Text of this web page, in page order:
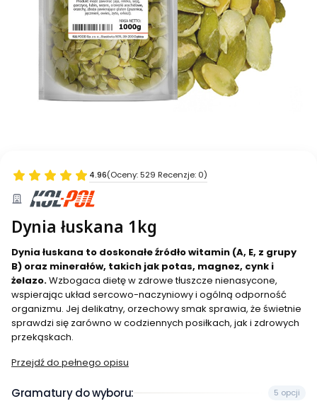
4.96(Oceny: 529 Recenzje: 0)
Dynia łuskana 1kg
Dynia łuskana to doskonałe źródło witamin (A, E, z grupy
B) oraz minerałów, takich jak potas, magnez, cynk i
żelazo.Wzbogaca dietę w zdrowe tłuszcze nienasycone,
wspierając układ sercowo-naczyniowy i ogólną odporność
organizmu. Jej delikatny, orzechowy smak sprawia, że świetnie
sprawdzi się zarówno w codziennych posiłkach, jak i zdrowych
przekąskach.
Przejdź do pełnego opisu
Gramatury do wyboru: 5 opcji